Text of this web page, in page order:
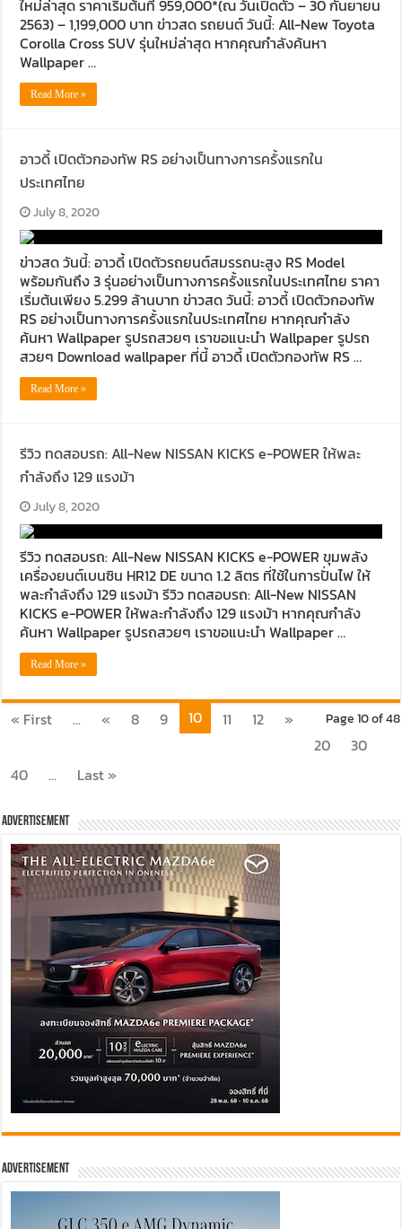
ใหม่ล่าสุด ราคาเริ่มต้นที่ 959,000*(ณ วันเปิดตัว – 30 กันยายน
2563) – 1,199,000 บาท ข่าวสด รถยนต์ วันนี้: All-New Toyota
Corolla Cross SUV รุ่นใหม่ล่าสุด หากคุณกำลังค้นหา
Wallpaper …
Read More »
อาวดี้ เปิดตัวกองทัพ RS อย่างเป็นทางการครั้งแรกใน
ประเทศไทย
July 8, 2020
ข่าวสด วันนี้: อาวดี้ เปิดตัวรถยนต์สมรรถนะสูง RS Model
พร้อมกันถึง 3 รุ่นอย่างเป็นทางการครั้งแรกในประเทศไทย ราคา
เริ่มต้นเพียง 5.299 ล้านบาท ข่าวสด วันนี้: อาวดี้ เปิดตัวกองทัพ
RS อย่างเป็นทางการครั้งแรกในประเทศไทย หากคุณกำลัง
ค้นหา Wallpaper รูปรถสวยๆ เราขอแนะนำ Wallpaper รูปรถ
สวยๆ Download wallpaper ที่นี้ อาวดี้ เปิดตัวกองทัพ RS …
Read More »
รีวิว ทดสอบรถ: All-New NISSAN KICKS e-POWER ให้พละ
กำลังถึง 129 แรงม้า
July 8, 2020
รีวิว ทดสอบรถ: All-New NISSAN KICKS e-POWER ขุมพลัง
เครื่องยนต์เบนซิน HR12 DE ขนาด 1.2 ลิตร ที่ใช้ในการปั่นไฟ ให้
พละกำลังถึง 129 แรงม้า รีวิว ทดสอบรถ: All-New NISSAN
KICKS e-POWER ให้พละกำลังถึง 129 แรงม้า หากคุณกำลัง
ค้นหา Wallpaper รูปรถสวยๆ เราขอแนะนำ Wallpaper …
Read More »
Page 10 of 48
« First ... « 8 9 10 11 12
»
20
30
40
... Last »
Advertisement
Advertisement